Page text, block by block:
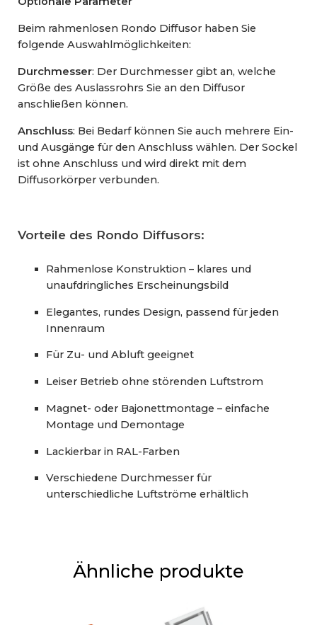
Beim rahmenlosen Rondo Diffusor haben Sie
folgende Auswahlmöglichkeiten:
Durchmesser: Der Durchmesser gibt an, welche
Größe des Auslassrohrs Sie an den Diffusor
anschließen können.
Anschluss: Bei Bedarf können Sie auch mehrere Ein-
und Ausgänge für den Anschluss wählen. Der Sockel
ist ohne Anschluss und wird direkt mit dem
Diffusorkörper verbunden.
Vorteile des Rondo Diffusors:
Rahmenlose Konstruktion – klares und
unaufdringliches Erscheinungsbild
Elegantes, rundes Design, passend für jeden
Innenraum
Für Zu- und Abluft geeignet
Leiser Betrieb ohne störenden Luftstrom
Magnet- oder Bajonettmontage – einfache
Montage und Demontage
Lackierbar in RAL-Farben
Verschiedene Durchmesser für
unterschiedliche Luftströme erhältlich
Ähnliche produkte